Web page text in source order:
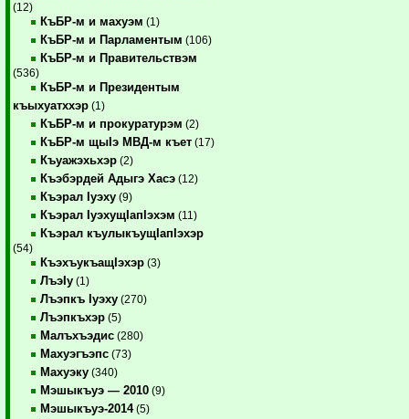
(12)
КъБР-м и махуэм (1)
КъБР-м и Парламентым (106)
КъБР-м и Правительствэм
(536)
КъБР-м и Президентым
къыхуатххэр (1)
КъБР-м и прокуратурэм (2)
КъБР-м щыIэ МВД-м къет (17)
Къуажэхьхэр (2)
Къэбэрдей Адыгэ Хасэ (12)
Къэрал Iуэху (9)
Къэрал IуэхущIапIэхэм (11)
Къэрал къулыкъущIапIэхэр
(54)
КъэхъукъащIэхэр (3)
ЛъэIу (1)
Лъэпкъ Iуэху (270)
Лъэпкъхэр (5)
Малъхъэдис (280)
Махуэгъэпс (73)
Махуэку (340)
Мэшыкъуэ — 2010 (9)
Мэшыкъуэ-2014(5)